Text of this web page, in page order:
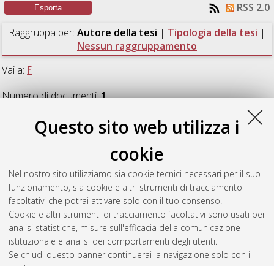
Questo sito web utilizza i
cookie
Nel nostro sito utilizziamo sia cookie tecnici necessari per il suo
funzionamento, sia cookie e altri strumenti di tracciamento
facoltativi che potrai attivare solo con il tuo consenso.
Cookie e altri strumenti di tracciamento facoltativi sono usati per
analisi statistiche, misure sull'efficacia della comunicazione
istituzionale e analisi dei comportamenti degli utenti.
Se chiudi questo banner continuerai la navigazione solo con i
RSS 2.0
Raggruppa per: Autore della tesi | Tipologia della tesi |
Nessun raggruppamento
Vai a: F
Numero di documenti:1.
pressure-velocity probes and its application in a field of
progressive plane waves.[Laurea magistrale], Università di
Bologna, Corso di Studio in Fisica [LM-DM270]
Questa lista e' stata generata ilSun Aug 9 07:32:43 2026
CEST